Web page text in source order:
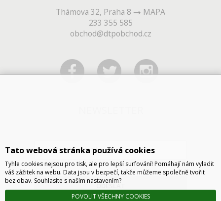
Thámova 32, Praha 8
MAPA
233 355 585
obchod@dtpobchod.cz
Tato webová stránka používá cookies
Tyhle cookies nejsou pro tisk, ale pro lepší surfování! Pomáhají nám vyladit
váš zážitek na webu. Data jsou v bezpečí, takže můžeme společně tvořit
bez obav. Souhlasíte s naším nastavením?
POVOLIT VŠECHNY COOKIES